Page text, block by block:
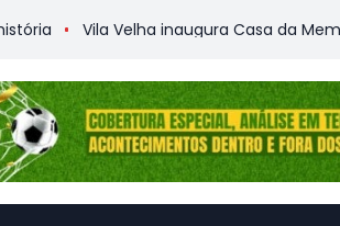
Vila Velha inaugura Casa da Memória